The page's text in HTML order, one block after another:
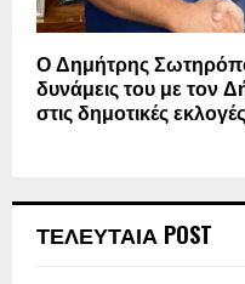
Ο Δημήτρης
δυνάμεις του με τον
στις δημοτικές
ΤΕΛΕΥΤΑΙΑ POST